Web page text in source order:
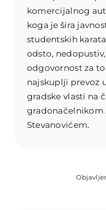
komercijalnog
koga je šira
studentskih
odsto,
odgovornost za
najskuplji prevoz
gradske vlasti na
gradonačelnikom
Stevanovićem.